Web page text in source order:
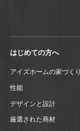
はじめての方へ
アイズホームの家づく
性能
デザインと設計
厳選された商材